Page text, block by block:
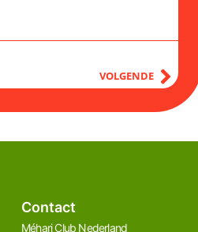
VOLGENDE
Contact
Méhari Club Nederland​